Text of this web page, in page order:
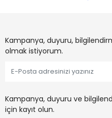
Kampanya, duyuru,
olmak istiyorum.
Kampanya, duyuru ve
için kayıt olun.